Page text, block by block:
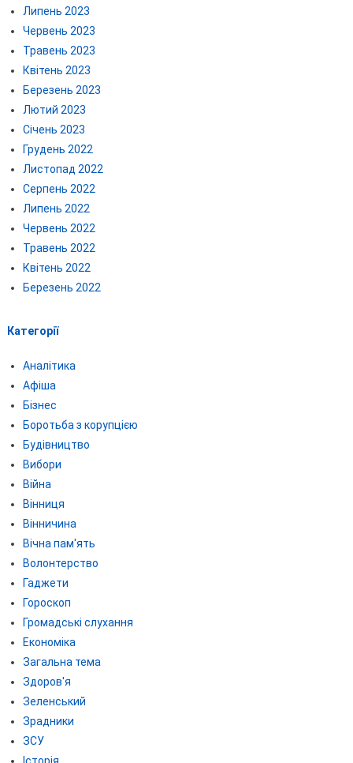
Липень 2023
Червень 2023
Травень 2023
Квітень 2023
Березень 2023
Лютий 2023
Січень 2023
Грудень 2022
Листопад 2022
Серпень 2022
Липень 2022
Червень 2022
Травень 2022
Квітень 2022
Березень 2022
Категорії
Аналітика
Афіша
Бізнес
Боротьба з корупцією
Будівництво
Вибори
Війна
Вінниця
Вінничина
Вічна пам'ять
Волонтерство
Гаджети
Гороскоп
Громадські слухання
Економіка
Загальна тема
Здоров'я
Зеленський
Зрадники
ЗСУ
Історія